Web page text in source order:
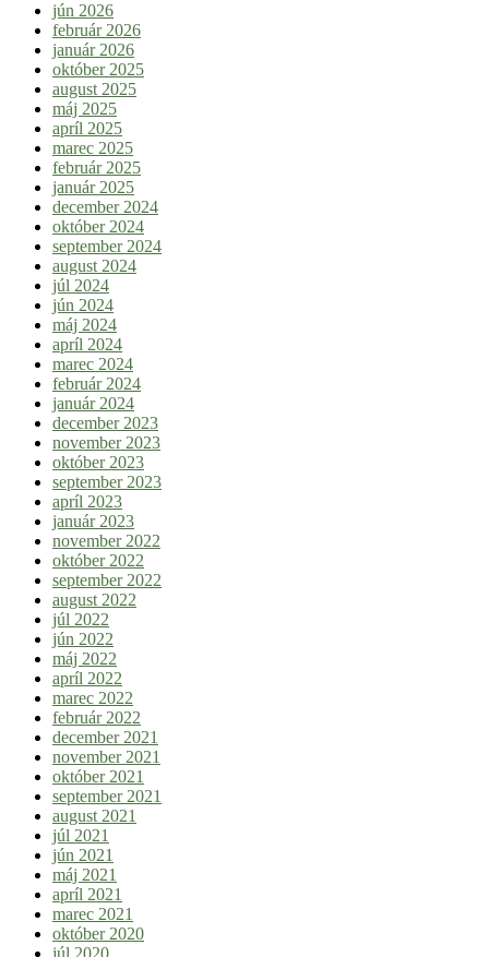
jún 2026
február 2026
január 2026
október 2025
august 2025
máj 2025
apríl 2025
marec 2025
február 2025
január 2025
december 2024
október 2024
september 2024
august 2024
júl 2024
jún 2024
máj 2024
apríl 2024
marec 2024
február 2024
január 2024
december 2023
november 2023
október 2023
september 2023
apríl 2023
január 2023
november 2022
október 2022
september 2022
august 2022
júl 2022
jún 2022
máj 2022
apríl 2022
marec 2022
február 2022
december 2021
november 2021
október 2021
september 2021
august 2021
júl 2021
jún 2021
máj 2021
apríl 2021
marec 2021
október 2020